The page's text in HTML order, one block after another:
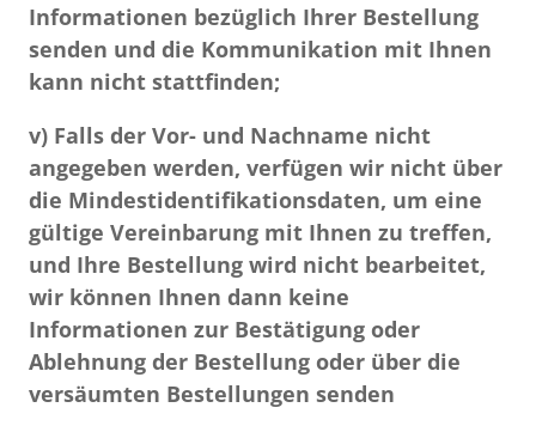
Informationen bezüglich Ihrer Bestellung
senden und die Kommunikation mit Ihnen
kann nicht stattfinden;
v) Falls der Vor- und Nachname nicht
angegeben werden, verfügen wir nicht über
die Mindestidentifikationsdaten, um eine
gültige Vereinbarung mit Ihnen zu treffen,
und Ihre Bestellung wird nicht bearbeitet,
wir können Ihnen dann keine
Informationen zur Bestätigung oder
Ablehnung der Bestellung oder über die
versäumten Bestellungen senden